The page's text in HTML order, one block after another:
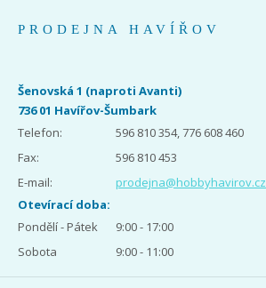
PRODEJNA HAVÍŘOV
Šenovská 1 (naproti Avanti)
736 01 Havířov-Šumbark
Telefon:
596 810 354, 776 608 460
Fax:
596 810 453
E-mail:
prodejna@hobbyhavirov.cz
Otevírací doba:
Pondělí - Pátek
9:00 - 17:00
Sobota
9:00 - 11:00